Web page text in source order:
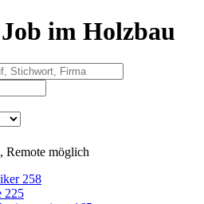
im Holzbau
Remote möglich
258
225